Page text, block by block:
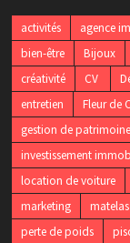
activités agence
bien-être
Bijoux
créativité
CV
entretien
Fleur de
gestion de patrimoine
investissement
location de voiture
marketing
matelas
perte de poids